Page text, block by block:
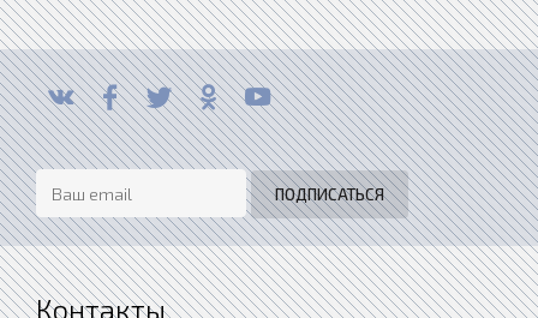
Контакты